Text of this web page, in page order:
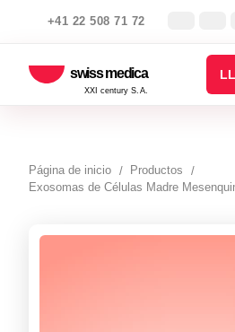
+41 22 508 71 72
swiss medica
XXI century S.A.
Página de inicio
Productos
Exosomas de Células Madre